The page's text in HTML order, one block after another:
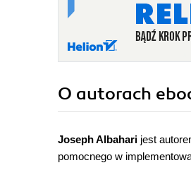
O autorach
Joseph Albahari jest
pomocnego w